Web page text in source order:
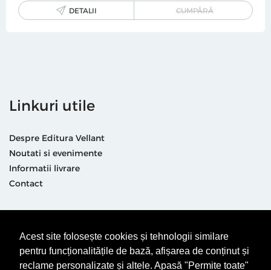
Acest site folosește cookies și tehnologii similare
pentru funcționalitățile de bază, afișarea de conținut și
reclame personalizate și altele. Apasă "Permite toate"
DETALII CUMPĂRĂ
Linkuri utile
Despre Editura Vellant
Noutati si evenimente
Informatii livrare
Contact